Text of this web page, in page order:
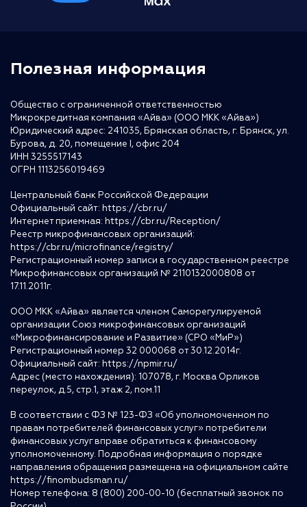
Полезная информация
Общество с ограниченной ответственностью
Микрокредитная компания «Айва» (ООО МКК «Айва»)
Юридический адрес: 241035, Брянская область, г. Брянск, ул.
Бурова, д. 20, помещение I, офис 204
ИНН 3255517143
ОГРН 1113256019469
Центральный банк Российской Федерации
Официальный сайт: https://cbr.ru/
Интернет приемная: https://cbr.ru/Reception/
Реестр микрофинансовых организаций:
https://cbr.ru/microfinance/registry/
Регистрационный номер записи в государственном реестре
Микрофинансовых организаций № 2110132000808 от
17.11.2011г.
ООО МКК «Айва» является членом Саморегулируемой
организации Союз микрофинансовых организаций
«Микрофинансирование и Развитие» (СРО «МиР»)
Регистрационный номер 32 000068 от 30.12.2014г.
Официальный сайт: https://npmir.ru/
Адрес (место нахождения): 107078, г. Москва Орликов
переулок, д.5, стр.1, этаж 2, пом.11
В соответствии с ФЗ № 123-ФЗ «Об уполномоченном по
правам потребителей финансовых услуг» потребители
финансовых услуг вправе обратиться к финансовому
уполномоченному. Подробная информация о порядке
направления обращения размещена на официальном сайте
https://finombudsman.ru/
Номер телефона: 8 (800) 200-00-10 (бесплатный звонок по